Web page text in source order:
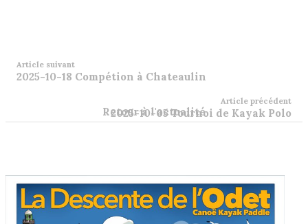
Article suivant
2025-10-18 Compétion à Chateaulin
Article précédent
2025-10-05 Tournoi de Kayak Polo
Retour à l'actualité